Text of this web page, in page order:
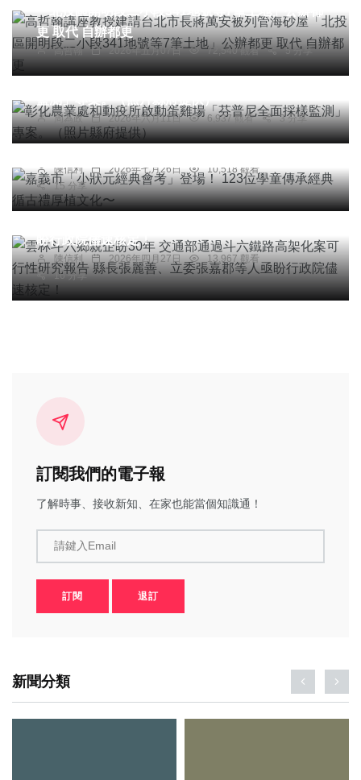
更 取代 自辦都更
高哲翰 2026年五月07日 72,540 觀看 5 分享
社會 農業 綜合新聞 健康 文教
彰化農業處和動疫所啟動蛋雞場「芬普尼全面採樣
周為政 2026年六月11日 6,937 觀看 3 分享
綜合新聞
嘉義市「小狀元經典會考」登場！ 123位學童傳承
陳信利 2026年七月26日
10,518 觀看
15 分享
綜合新聞
雲林斗六鄉親企盼30年 交通部通過斗六鐵路高架化
盼行政院儘速核定！
陳信利 2026年四月27日
13,967 觀看
16 分享
訂閱我們的電子報
了解時事、接收新知、在家也能當個知識通！
請鍵入Email
訂閱 退訂
新聞分類